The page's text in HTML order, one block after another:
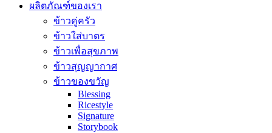
ผลิตภัณฑ์ของเรา
ข้าวคู่ครัว
ข้าวใส่บาตร
ข้าวเพื่อสุขภาพ
ข้าวสุญญากาศ
ข้าวของขวัญ
Blessing
Ricestyle
Signature
Storybook